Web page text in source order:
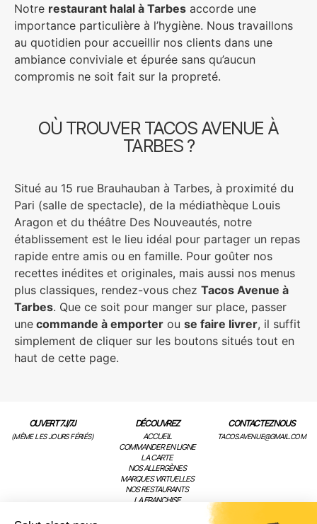
Notre restaurant halal à Tarbes accorde une
importance particulière à l’hygiène. Nous travaillons
au quotidien pour accueillir nos clients dans une
ambiance conviviale et épurée sans qu’aucun
compromis ne soit fait sur la propreté.
OÙ TROUVER TACOS AVENUE À
TARBES ?
Situé au 15 rue Brauhauban à Tarbes, à proximité du
Pari (salle de spectacle), de la médiathèque Louis
Aragon et du théâtre Des Nouveautés, notre
établissement est le lieu idéal pour partager un repas
rapide entre amis ou en famille. Pour goûter nos
recettes inédites et originales, mais aussi nos menus
plus classiques, rendez-vous chez Tacos Avenue à
Tarbes. Que ce soit pour manger sur place, passer
une commande à emporter ou se faire livrer, il suffit
simplement de cliquer sur les boutons situés tout en
haut de cette page.
OUVERT 7J/7J
(MÊME LES JOURS FÉRIÉS)
DÉCOUVREZ
ACCUEIL
COMMANDER EN LIGNE
LA CARTE
NOS ALLERGÈNES
MARQUES VIRTUELLES
NOS RESTAURANTS
LA FRANCHISE
CONTACTEZ NOUS
TACOS.AVENUE@GMAIL.COM